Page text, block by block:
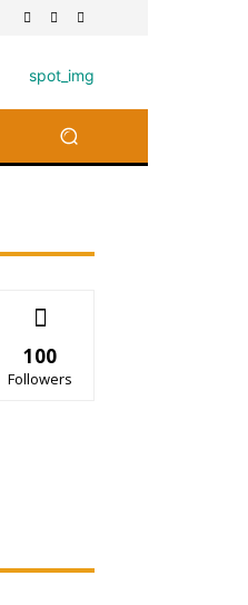
100
Followers